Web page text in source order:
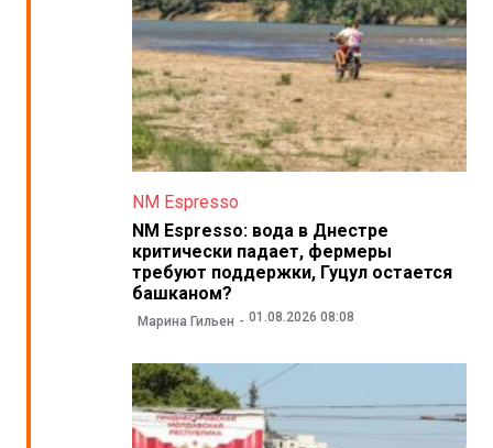
NM Espresso
NM Espresso: вода в Днестре
критически падает, фермеры
требуют поддержки, Гуцул остается
башканом?
Марина Гильен 01.08.2026 08:08